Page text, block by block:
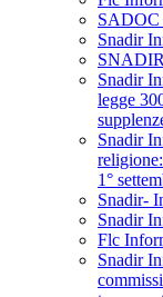
Snadir
Snadir
legge
Snadir
1°
Snadir-
Snadir
Flc
Snadir